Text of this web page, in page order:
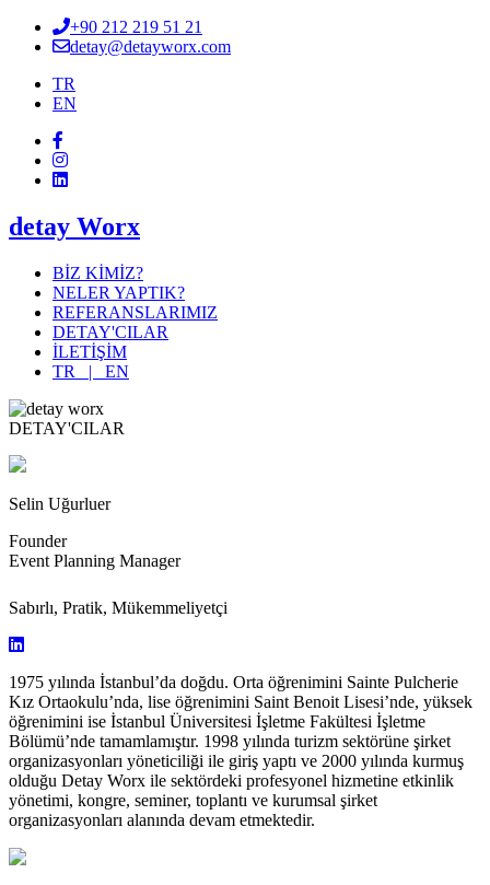
+90 212 219 51 21
detay@detayworx.com
TR
EN
detay Worx
BİZ KİMİZ?
NELER YAPTIK?
REFERANSLARIMIZ
DETAY'CILAR
İLETİŞİM
TR | EN
DETAY'CILAR
Selin Uğurluer
Founder
Event Planning Manager
Sabırlı, Pratik, Mükemmeliyetçi
1975 yılında İstanbul’da doğdu. Orta öğrenimini Sainte Pulcherie
Kız Ortaokulu’nda, lise öğrenimini Saint Benoit Lisesi’nde, yüksek
öğrenimini ise İstanbul Üniversitesi İşletme Fakültesi İşletme
Bölümü’nde tamamlamıştır. 1998 yılında turizm sektörüne şirket
organizasyonları yöneticiliği ile giriş yaptı ve 2000 yılında kurmuş
olduğu Detay Worx ile sektördeki profesyonel hizmetine etkinlik
yönetimi, kongre, seminer, toplantı ve kurumsal şirket
organizasyonları alanında devam etmektedir.